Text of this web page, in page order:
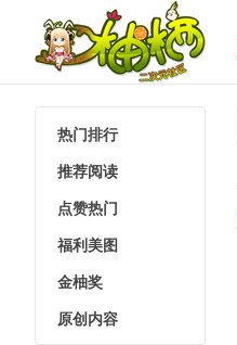
柚栖二次
热门排行
推荐阅读
点赞热门
福利美图
金柚奖
原创内容